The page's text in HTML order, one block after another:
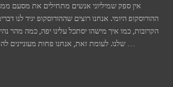
אין ספק שמיליוני אנשים מתחילים את מסעם
הקרובות, כמו איך מישהו יסתכל עלינו יפה, כמה מהר